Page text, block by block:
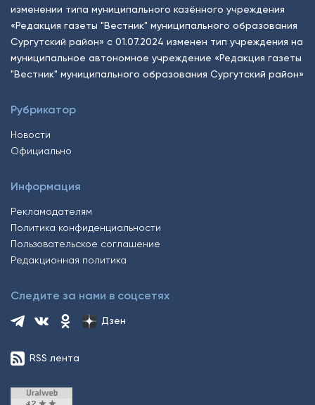
изменении типа муниципального казённого учреждения
«Редакция газеты "Вестник" муниципального образования
Сургутский район» с 01.07.2024 изменен тип учреждения на
муниципальное автономное учреждение «Редакция газеты
"Вестник" муниципального образования Сургутский район»
Рубрикатор
Новости
Официально
Информация
Рекламодателям
Политика конфиденциальности
Пользовательское соглашение
Редакционная политика
Следите за нами в соцсетях
Дзен
RSS лента